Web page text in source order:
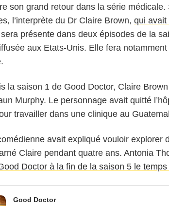
son grand retour dans la série
l’interprète du Dr Claire Brown, qui avait
présente dans deux épisodes de la
aux Etats-Unis. Elle fera
la saison 1 de Good Doctor, Claire
Murphy. Le personnage avait quitté
travailler dans une clinique au
avait expliqué vouloir explorer
Claire pendant quatre ans. Antonia
Doctor à la fin de la saison 5 le
Good Doctor